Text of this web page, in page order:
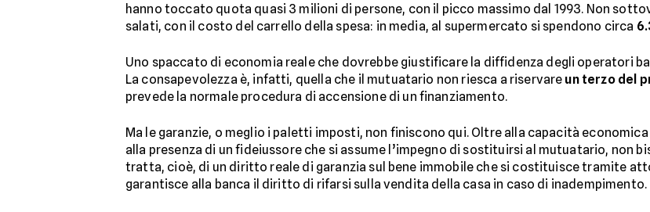
hanno toccato quota quasi 3 milioni di persone, con il picco massimo dal 1993. Non
salati, con il costo del carrello della spesa: in media, al supermercato si spendono circa
Uno spaccato di economia reale che dovrebbe giustificare la diffidenza degli operatori
La consapevolezza è, infatti, quella che il mutuatario non riesca a riservare un terzo del
prevede la normale procedura di accensione di un finanziamento.
Ma le garanzie, o meglio i paletti imposti, non finiscono qui. Oltre alla capacità
alla presenza di un fideiussore che si assume l’impegno di sostituirsi al mutuatario, non
tratta, cioè, di un diritto reale di garanzia sul bene immobile che si costituisce tramite
garantisce alla banca il diritto di rifarsi sulla vendita della casa in caso di inadempimento.